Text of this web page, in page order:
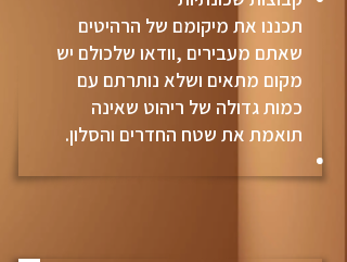
תכננו את מיקומם של הרהיטים
שאתם מעבירים ,וודאו שלכולם יש
מקום מתאים ושלא נותרתם עם
כמות גדולה של ריהוט שאינה
תואמת את שטח החדרים והסלון.